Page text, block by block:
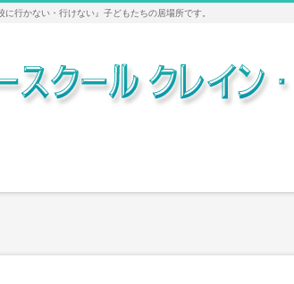
行かない・行けない』子どもたちの居場所です。